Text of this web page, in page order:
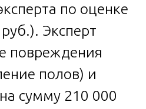
по оценке
Эксперт
повреждения
полов) и
сумму 210 000